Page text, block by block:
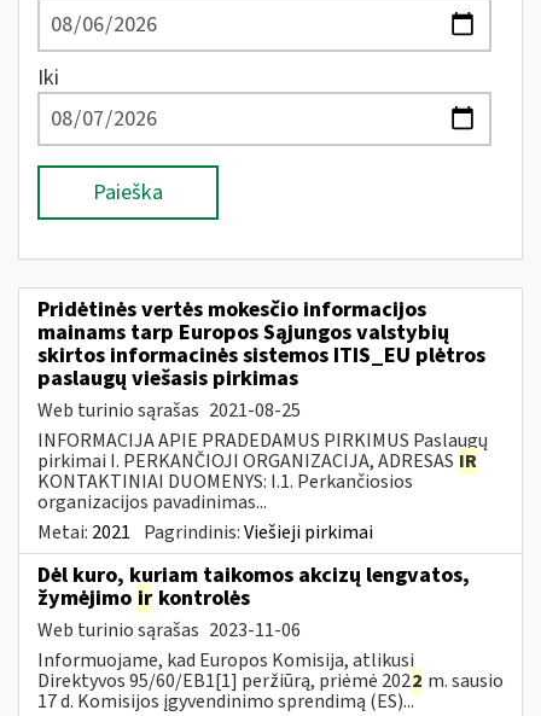
Iki
Paieška
Pridėtinės vertės mokesčio informacijos
mainams tarp Europos Sąjungos valstybių
skirtos informacinės sistemos ITIS_EU plėtros
paslaugų viešasis pirkimas
Web turinio sąrašas 2021-08-25
INFORMACIJA APIE PRADEDAMUS PIRKIMUS Paslaugų
pirkimai I. PERKANČIOJI ORGANIZACIJA, ADRESAS IR
KONTAKTINIAI DUOMENYS: I.1. Perkančiosios
organizacijos pavadinimas...
Metai: 2021 Pagrindinis:Viešieji pirkimai
Dėl kuro, kuriam taikomos akcizų lengvatos,
žymėjimo ir kontrolės
Web turinio sąrašas 2023-11-06
Informuojame, kad Europos Komisija, atlikusi
Direktyvos 95/60/EB1[1] peržiūrą, priėmė 2022 m. sausio
17 d. Komisijos įgyvendinimo sprendimą (ES)...